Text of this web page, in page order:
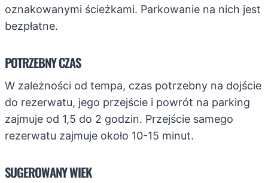
oznakowanymi ścieżkami. Parkowanie na nich jest
bezpłatne.
POTRZEBNY CZAS
W zależności od tempa, czas potrzebny na dojście
do rezerwatu, jego przejście i powrót na parking
zajmuje od 1,5 do 2 godzin. Przejście samego
rezerwatu zajmuje około 10-15 minut.
SUGEROWANY WIEK